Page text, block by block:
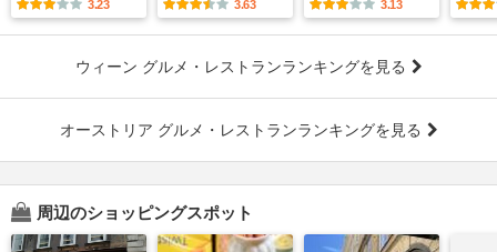
3.23 3.63 3.13
ウィーン グルメ・レストランランキングを見る
オーストリア グルメ・レストランランキングを見る
周辺のショッピングスポット